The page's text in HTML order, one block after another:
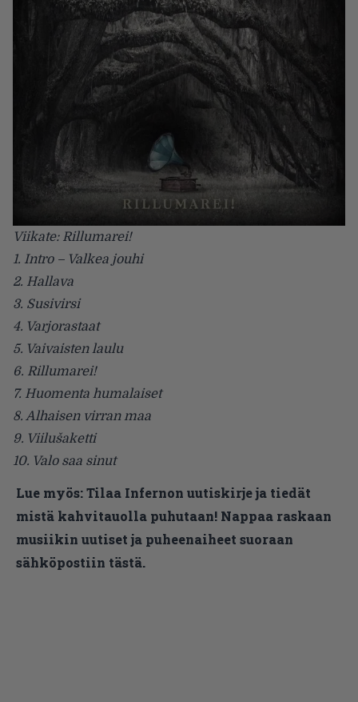
Viikate: Rillumarei!
1. Intro – Valkea jouhi
2. Hallava
3. Susivirsi
4. Varjorastaat
5. Vaivaisten laulu
6. Rillumarei!
7. Huomenta humalaiset
8. Alhaisen virran maa
9. Viilušaketti
10. Valo saa sinut
Lue myös:Tilaa Infernon uutiskirje ja tiedät
mistä kahvitauolla puhutaan! Nappaa raskaan
musiikin uutiset ja puheenaiheet suoraan
sähköpostiin tästä.